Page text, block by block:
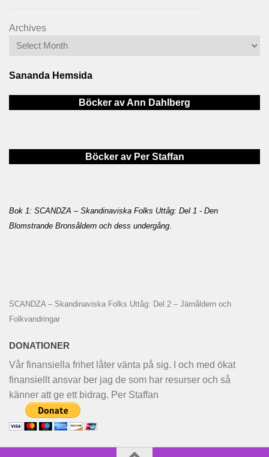
Archives
Sananda Hemsida
Böcker av Ann Dahlberg
Böcker av Per Staffan
Bok 1: SCANDZA – Skandinaviska Folks Uttåg: Del 1 - Den
Blomstrande Bronsåldern och dess undergång
SCANDZA – Skandinaviska Folks Uttåg: Del 2 – Järnåldern och
Folkvandringar
DONATIONER
Vår finansiella frihet låter vänta på sig. I och med ökat
finansiellt ansvar ber jag de som har resurser och så
känner att ge ett bidrag. Per Staffan